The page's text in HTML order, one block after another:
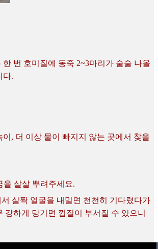
번 호미질에 동죽 2~3마리가 술술 나올
다.
이, 더 이상 물이 빠지지 않는 곳에서 찾을
을 살살 뿌려주세요.
살짝 얼굴을 내밀면 천천히 기다렸다가
강하게 당기면 껍질이 부서질 수 있으니